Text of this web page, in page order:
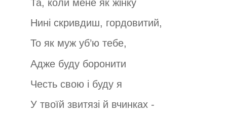
Та, коли мене як жінку
Нині скривдиш, гордовитий,
То як муж уб’ю тебе,
Адже буду боронити
Честь свою і буду я
У твоїй звитязі й вчинках -